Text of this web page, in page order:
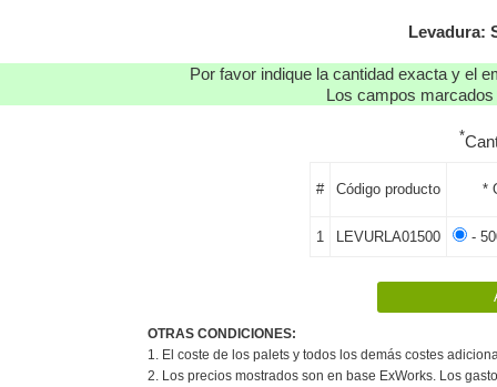
Levadura:
Por favor indique la cantidad exacta y el
Los campos
*
# Código producto *
1 LEVURLA01500 -
OTRAS CONDICIONES:
1. El coste de los palets y todos los demás costes
2. Los precios mostrados son en base ExWorks. Los